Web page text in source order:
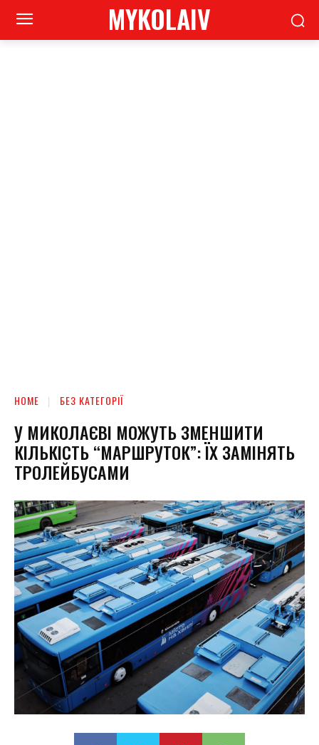
MYKOLAIV
HOME БЕЗ КАТЕГОРІЇ
У МИКОЛАЄВІ МОЖУТЬ ЗМЕНШИТИ
КІЛЬКІСТЬ “МАРШРУТОК”: ЇХ ЗАМІНЯТЬ
ТРОЛЕЙБУСАМИ